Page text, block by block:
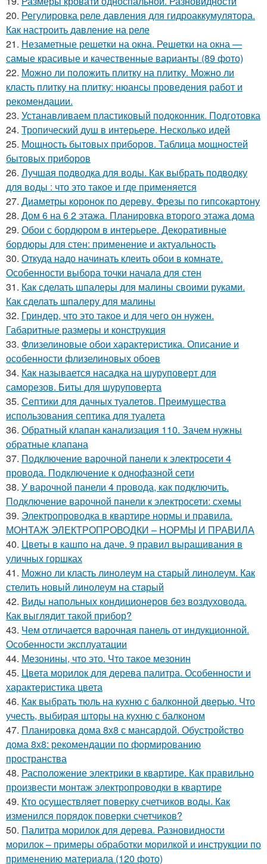
20. Регулировка реле давления для гидроаккумулятора.
Как настроить давление на реле
21. Незаметные решетки на окна. Решетки на окна —
самые красивые и качественные варианты (89 фото)
22. Можно ли положить плитку на плитку. Можно ли
класть плитку на плитку: нюансы проведения работ и
рекомендации.
23. Устанавливаем пластиковый подоконник. Подготовка
24. Тропический душ в интерьере. Несколько идей
25. Мощность бытовых приборов. Таблица мощностей
бытовых приборов
26. Лучшая подводка для воды. Как выбрать подводку
для воды : что это такое и где применяется
27. Диаметры коронок по дереву. Фрезы по гипсокартону
28. Дом 6 на 6 2 этажа. Планировка второго этажа дома
29. Обои с бордюром в интерьере. Декоративные
бордюры для стен: применение и актуальность
30. Откуда надо начинать клеить обои в комнате.
Особенности выбора точки начала для стен
31. Как сделать шпалеры для малины своими руками.
Как сделать шпалеру для малины
32. Гриндер, что это такое и для чего он нужен.
Габаритные размеры и конструкция
33. Флизелиновые обои характеристика. Описание и
особенности флизелиновых обоев
34. Как называется насадка на шуруповерт для
саморезов. Биты для шуруповерта
35. Септики для дачных туалетов. Преимущества
использования септика для туалета
36. Обратный клапан канализация 110. Зачем нужны
обратные клапана
37. Подключение варочной панели к электросети 4
провода. Подключение к однофазной сети
38. У варочной панели 4 провода, как подключить.
Подключение варочной панели к электросети: схемы
39. Электропроводка в квартире нормы и правила.
МОНТАЖ ЭЛЕКТРОПРОВОДКИ – НОРМЫ И ПРАВИЛА
40. Цветы в кашпо на даче. 9 правил выращивания в
уличных горшках
41. Можно ли класть линолеум на старый линолеум. Как
стелить новый линолеум на старый
42. Виды напольных кондиционеров без воздуховода.
Как выглядит такой прибор?
43. Чем отличается варочная панель от индукционной.
Особенности эксплуатации
44. Мезонины, что это. Что такое мезонин
45. Цвета морилок для дерева палитра. Особенности и
характеристика цвета
46. Как выбрать тюль на кухню с балконной дверью. Что
учесть, выбирая шторы на кухню с балконом
47. Планировка дома 8х8 с мансардой. Обустройство
дома 8х8: рекомендации по формированию
пространства
48. Расположение электрики в квартире. Как правильно
произвести монтаж электропроводки в квартире
49. Кто осуществляет поверку счетчиков воды. Как
изменился порядок поверки счетчиков?
50. Палитра морилок для дерева. Разновидности
морилок – примеры обработки морилкой и инструкции по
применению материала (120 фото)